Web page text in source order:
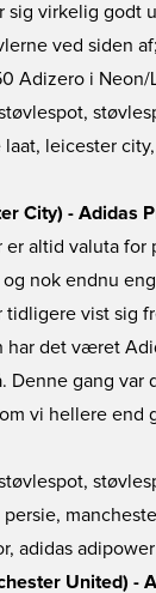
sig virkelig godt
ved siden
Adizero i Neon/
City) - Adidas
er altid valuta for
nok endnu
tidligere vist sig
har det været
Denne gang var
vi hellere end
United) -